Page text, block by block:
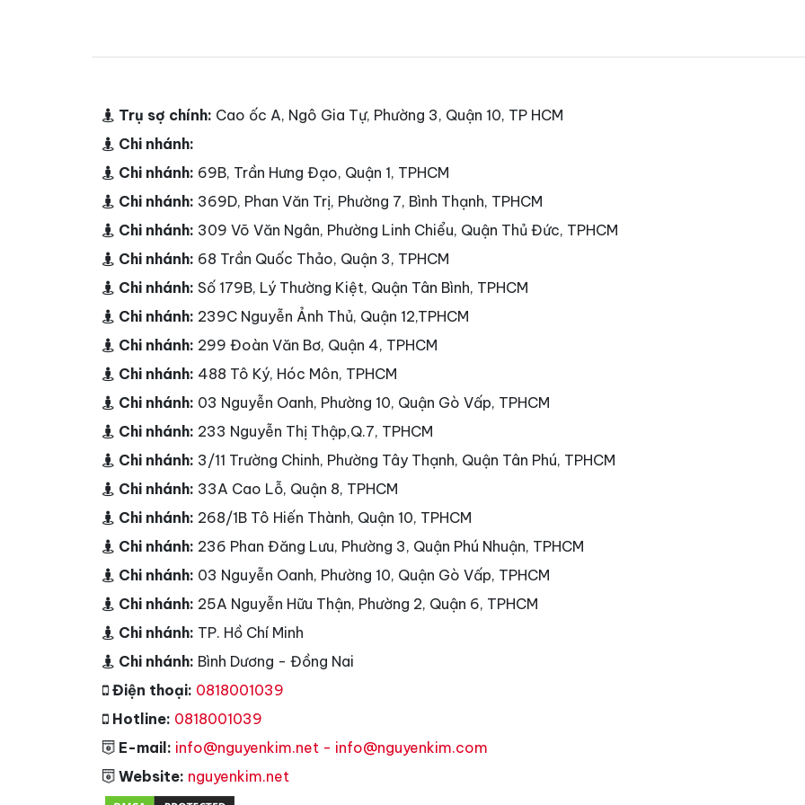
Trụ sợ chính: Cao ốc A, Ngô Gia Tự, Phường 3, Quận 10, TP HCM
Chi nhánh:
Chi nhánh: 69B, Trần Hưng Đạo, Quận 1, TPHCM
Chi nhánh: 369D, Phan Văn Trị, Phường 7, Bình Thạnh, TPHCM
Chi nhánh: 309 Võ Văn Ngân, Phường Linh Chiểu, Quận Thủ Đức, TPHCM
Chi nhánh: 68 Trần Quốc Thảo, Quận 3, TPHCM
Chi nhánh: Số 179B, Lý Thường Kiệt, Quận Tân Bình, TPHCM
Chi nhánh: 239C Nguyễn Ảnh Thủ, Quận 12,TPHCM
Chi nhánh: 299 Đoàn Văn Bơ, Quận 4, TPHCM
Chi nhánh: 488 Tô Ký, Hóc Môn, TPHCM
Chi nhánh: 03 Nguyễn Oanh, Phường 10, Quận Gò Vấp, TPHCM
Chi nhánh: 233 Nguyễn Thị Thập,Q.7, TPHCM
Chi nhánh: 3/11 Trường Chinh, Phường Tây Thạnh, Quận Tân Phú, TPHCM
Chi nhánh: 33A Cao Lỗ, Quận 8, TPHCM
Chi nhánh: 268/1B Tô Hiến Thành, Quận 10, TPHCM
Chi nhánh: 236 Phan Đăng Lưu, Phường 3, Quận Phú Nhuận, TPHCM
Chi nhánh: 03 Nguyễn Oanh, Phường 10, Quận Gò Vấp, TPHCM
Chi nhánh: 25A Nguyễn Hữu Thận, Phường 2, Quận 6, TPHCM
Chi nhánh: TP. Hồ Chí Minh
Chi nhánh: Bình Dương - Đồng Nai
Điện thoại: 0818001039
Hotline: 0818001039
E-mail: info@nguyenkim.net - info@nguyenkim.com
Website: nguyenkim.net